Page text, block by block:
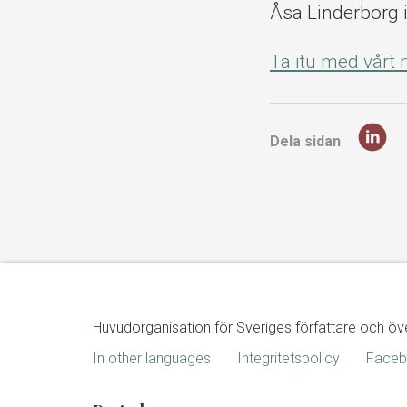
Åsa Linderborg
Ta itu med vårt
Dela sidan
Huvudorganisation för Sveriges författare och
In other languages
Integritetspolicy